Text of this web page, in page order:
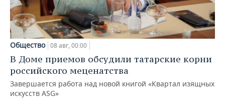
Общество 08 авг, 00:00
В Доме приемов обсудили татарские корни
российского меценатства
Завершается работа над новой книгой «Квартал изящных
искусств ASG»